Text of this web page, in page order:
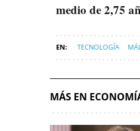
medio de 2,75
TECNOLOGÍA
MÁS EN